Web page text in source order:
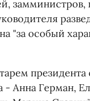
замминистров,
"за особый
президента
- Анна Герман,